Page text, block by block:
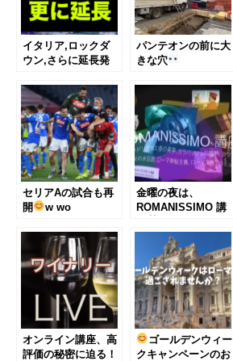
イタリア,ロックダ
ウン,さらに延長発
パンテオンの前に大
きな穴
セリアAの試合も再
開
w wo
金曜の夜は、
ROMANISSIMO 講
オンライン講座、高
評価の秘密に迫る！
ゴールデンウィー
クキャンペーンのお